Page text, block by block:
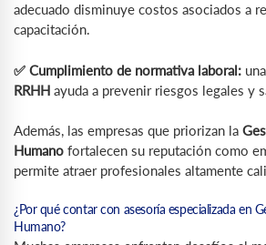
adecuado disminuye costos asociados a
capacitación.
✅ Cumplimiento de normativa laboral:
RRHH ayuda a prevenir riesgos legales y
Además, las empresas que priorizan la
Humano fortalecen su reputación como
permite atraer profesionales altamente
¿Por qué contar con asesoría especializada en
Humano?